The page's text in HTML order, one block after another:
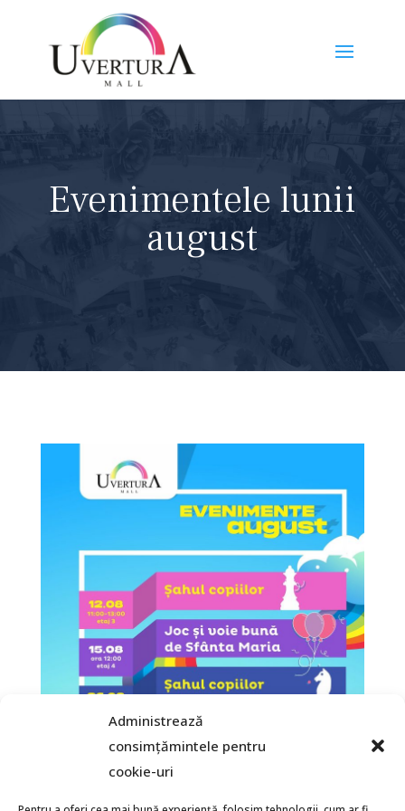
Administrează
consimțămintele pentru
cookie-uri
Evenimentele lunii
august